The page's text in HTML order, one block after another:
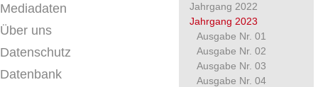
Mediadaten
Über uns
Datenschutz
Datenbank
Jahrgang 2022
Jahrgang 2023
Ausgabe Nr. 01
Ausgabe Nr. 02
Ausgabe Nr. 03
Ausgabe Nr. 04